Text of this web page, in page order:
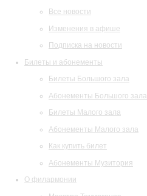
Все новости
Изменения в афише
Подписка на новости
Билеты и абонементы
Билеты Большого зала
Абонементы Большого зала
Билеты Малого зала
Абонементы Малого зала
Как купить билет
Абонементы Музитория
О филармонии